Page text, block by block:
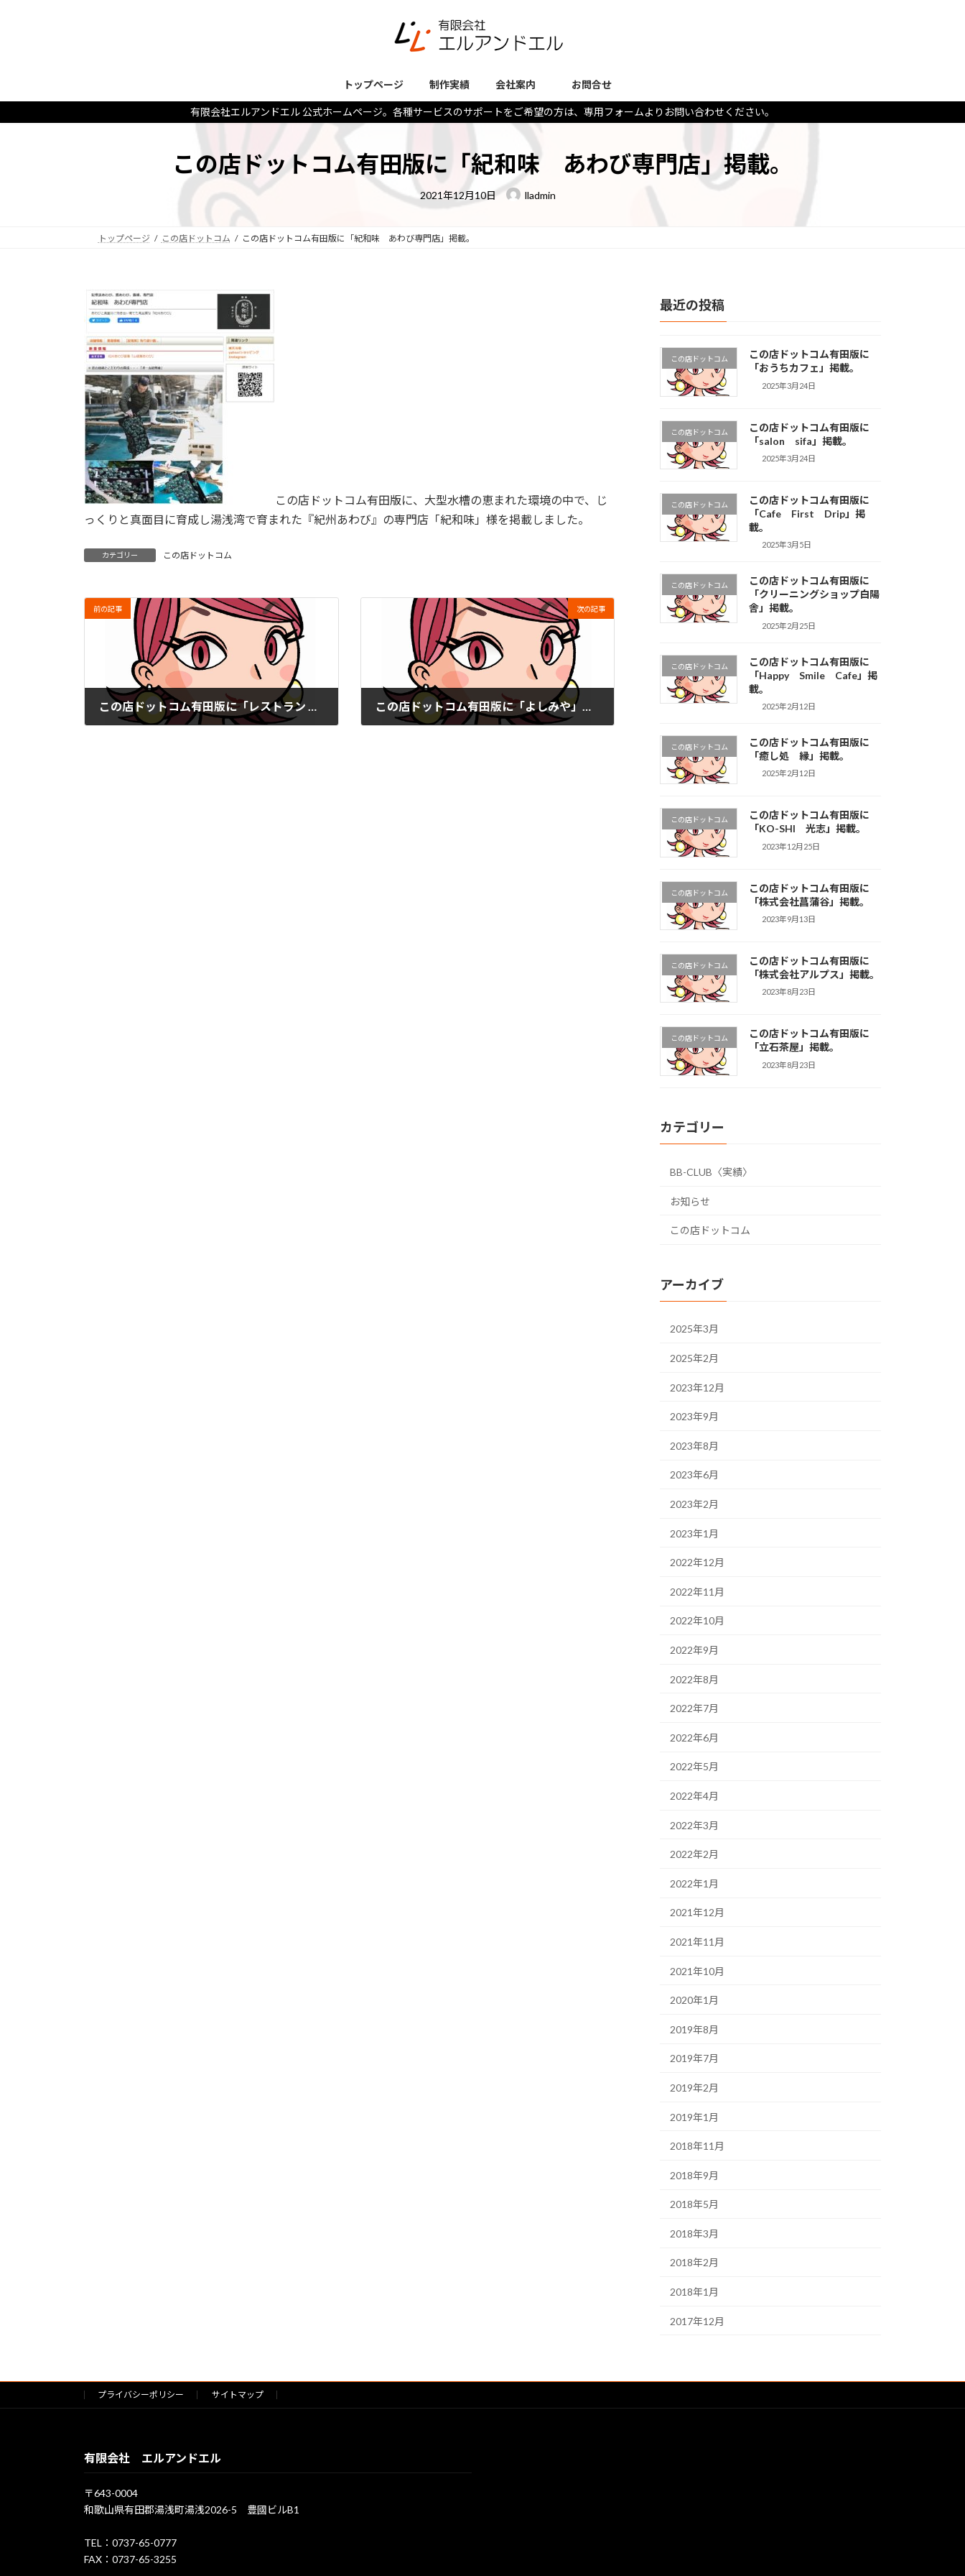
トップページ 制作実績 会社案内 お問合せ
有限会社エルアンドエル 公式ホームページ。各種サービスのサポートをご希望の方は、専用フォームよりお問い合わせください。
この店ドットコム有田版に「紀和味 あわび専門店」掲載。
最
終
更
時
2021年12月10日 lladmin
トップページ この店ドットコム この店ドットコム有田版に「紀和味 あわび専門店」掲載。
この店ドットコム有田版に、大型水槽の恵まれた環境の中で、じ
っくりと真面目に育成し湯浅湾で育まれた『紀州あわび』の専門店「紀和味」様を掲載しました。
カテゴリー この店ドットコム
前の記事 次の記事
最近の投稿
この店ドットコム
この店ドットコム有田版に
「おうちカフェ」掲載。
2025年3月24日
この店ドットコム
この店ドットコム有田版に
「salon sifa」掲載。
2025年3月24日
この店ドットコム
この店ドットコム有田版に
「Cafe First Drip」掲
載。
2025年3月5日
この店ドットコム
この店ドットコム有田版に
「クリーニングショップ白陽
舎」掲載。
2025年2月25日
この店ドットコム
この店ドットコム有田版に
「Happy Smile Cafe」掲
載。
2025年2月12日
この店ドットコム
この店ドットコム有田版に
「癒し処 縁」掲載。
2025年2月12日
この店ドットコム
この店ドットコム有田版に
「KO-SHI 光志」掲載。
2023年12月25日
この店ドットコム
この店ドットコム有田版に
「株式会社菖蒲谷」掲載。
2023年9月13日
この店ドットコム
この店ドットコム有田版に
「株式会社アルプス」掲載。
2023年8月23日
この店ドットコム
この店ドットコム有田版に
「立石茶屋」掲載。
2023年8月23日
カテゴリー
BB-CLUB〈実績〉
お知らせ
この店ドットコム
アーカイブ
2025年3月
2025年2月
2023年12月
2023年9月
2023年8月
2023年6月
2023年2月
2023年1月
2022年12月
2022年11月
2022年10月
2022年9月
2022年8月
2022年7月
2022年6月
2022年5月
2022年4月
2022年3月
2022年2月
2022年1月
2021年12月
2021年11月
2021年10月
2020年1月
2019年8月
2019年7月
2019年2月
2019年1月
2018年11月
2018年9月
2018年5月
2018年3月
2018年2月
2018年1月
2017年12月
プライバシーポリシー サイトマップ
有限会社 エルアンドエル
〒643-0004
和歌山県有田郡湯浅町湯浅2026-5 豊國ビルB1
TEL：0737-65-0777
FAX：0737-65-3255